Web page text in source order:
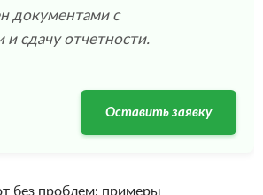
документами с
и сдачу отчетности.
Оставить заявку